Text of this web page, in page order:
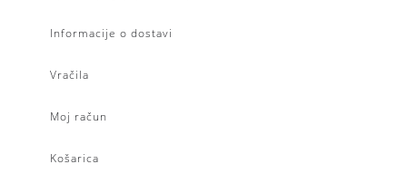
Informacije o dostavi
Vračila
Moj račun
Košarica